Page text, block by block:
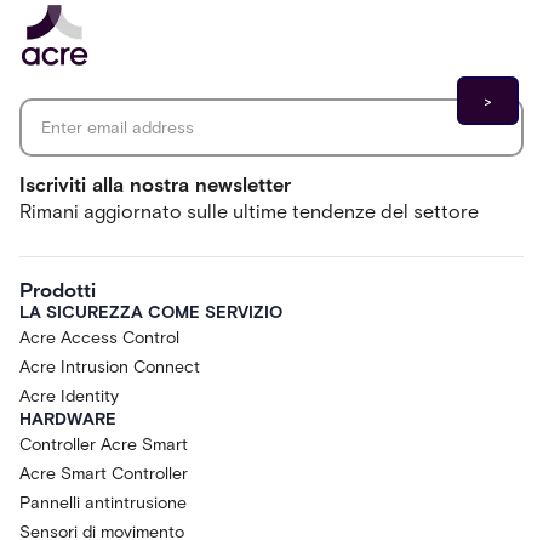
Iscriviti alla nostra newsletter
Rimani aggiornato sulle ultime tendenze del settore
Prodotti
LA SICUREZZA COME SERVIZIO
Acre Access Control
Acre Intrusion Connect
Acre Identity
HARDWARE
Controller Acre Smart
Acre Smart Controller
Pannelli antintrusione
Sensori di movimento